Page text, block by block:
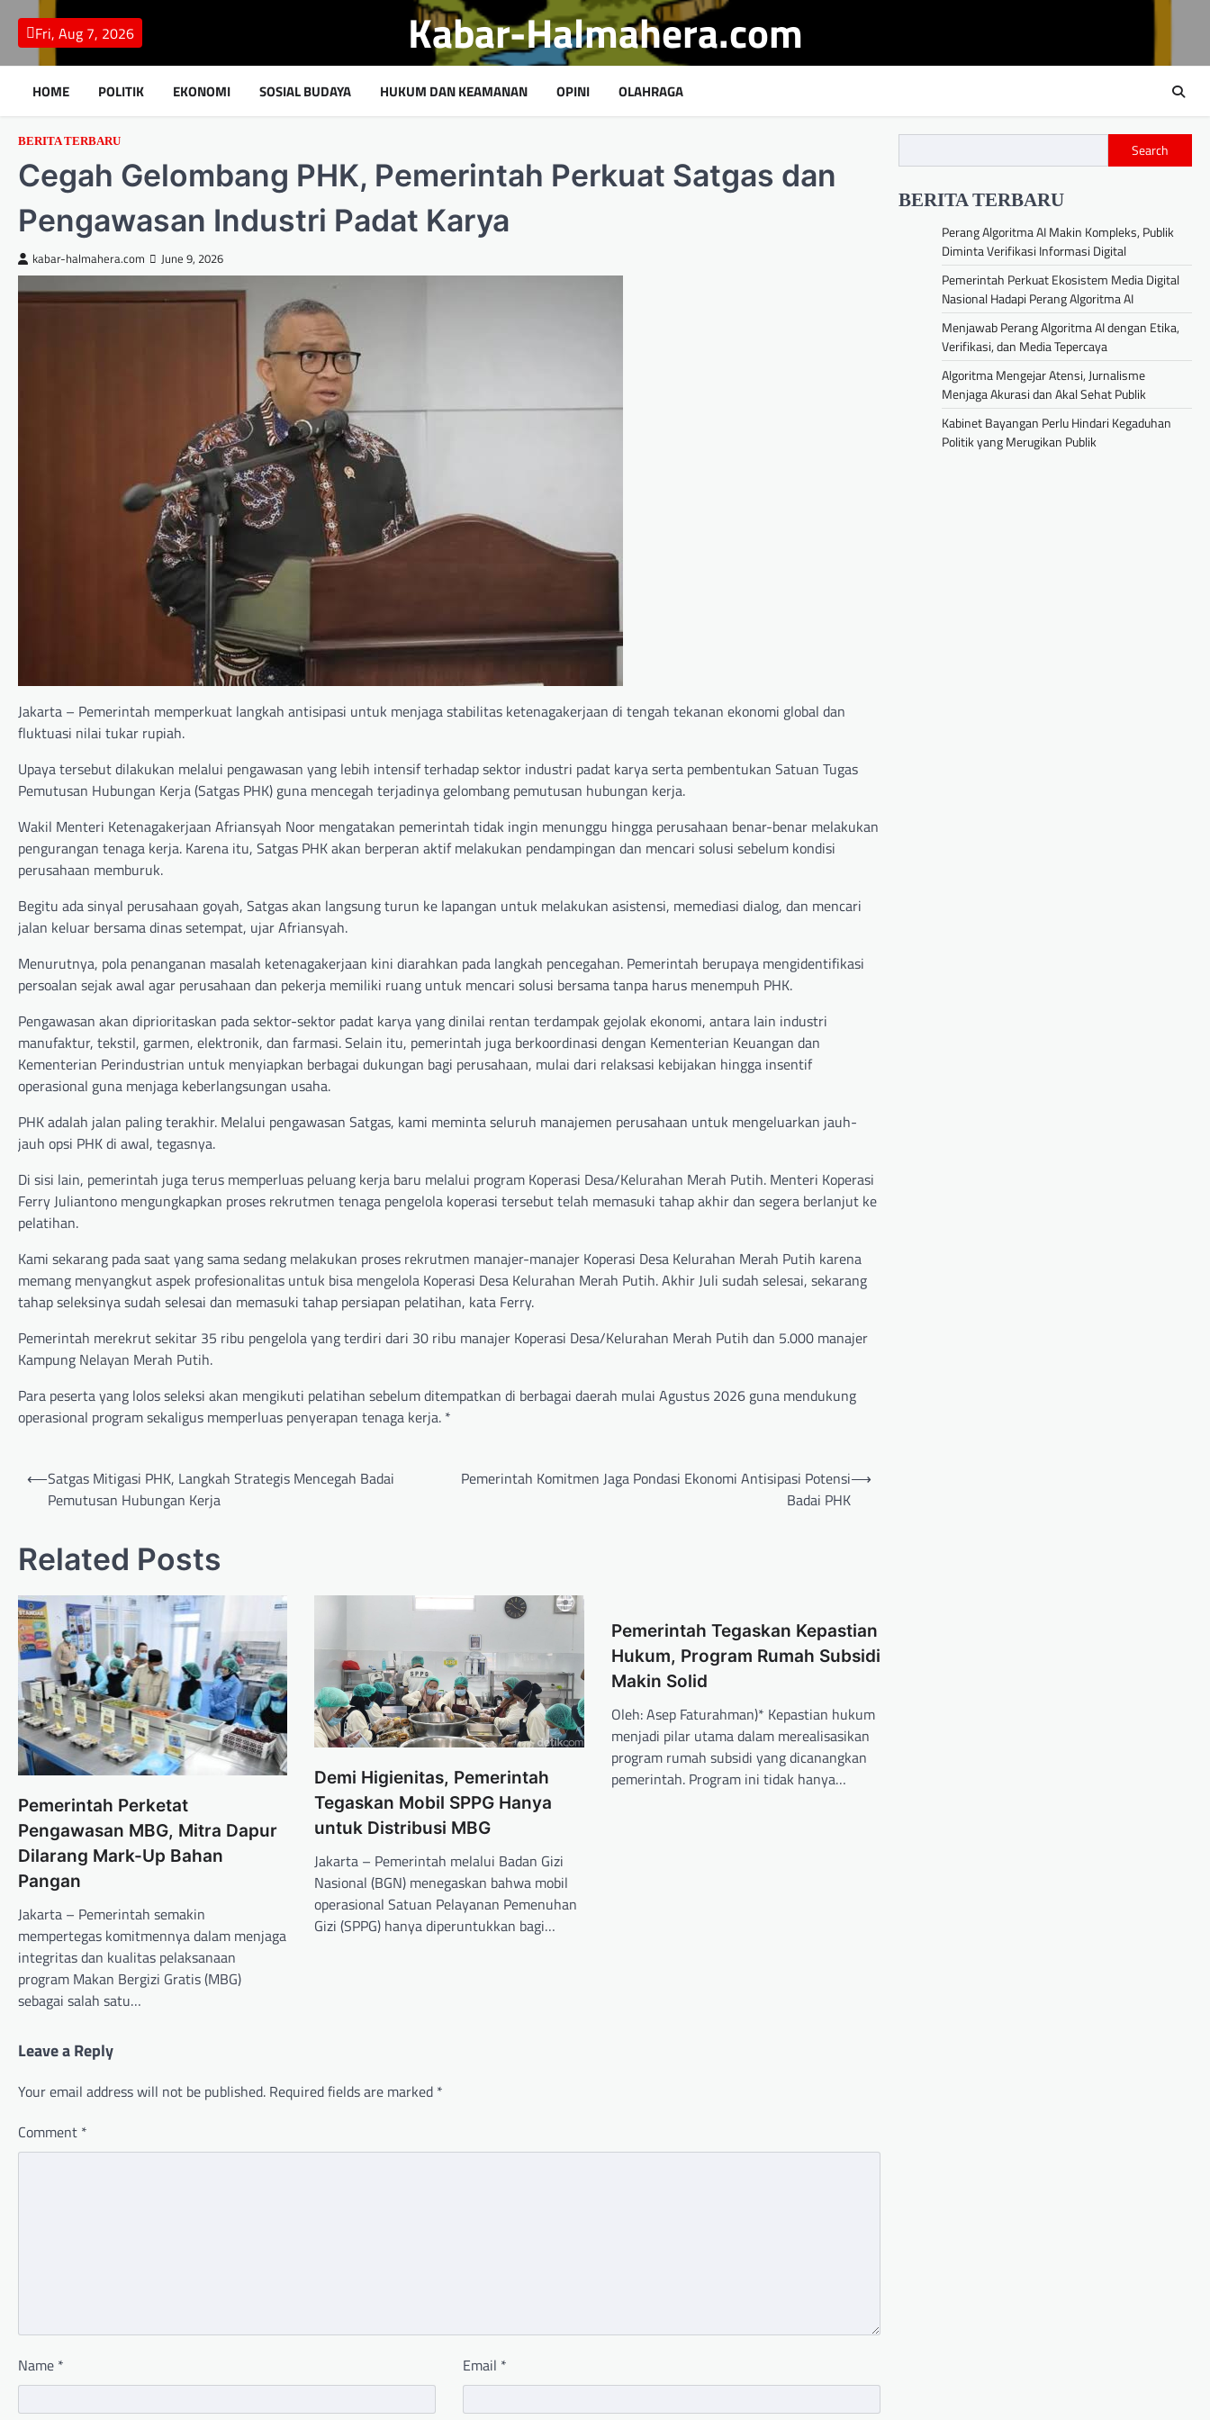
content
Fri, Aug 7, 2026 Kabar-Halmahera.com
HOME POLITIK EKONOMI SOSIAL BUDAYA HUKUM DAN KEAMANAN OPINI OLAHRAGA
BERITA TERBARU
Cegah Gelombang PHK, Pemerintah Perkuat Satgas dan
Pengawasan Industri Padat Karya
kabar-halmahera.com June 9, 2026
Jakarta – Pemerintah memperkuat langkah antisipasi untuk menjaga stabilitas ketenagakerjaan di tengah tekanan ekonomi global dan
fluktuasi nilai tukar rupiah.
Upaya tersebut dilakukan melalui pengawasan yang lebih intensif terhadap sektor industri padat karya serta pembentukan Satuan Tugas
Pemutusan Hubungan Kerja (Satgas PHK) guna mencegah terjadinya gelombang pemutusan hubungan kerja.
Wakil Menteri Ketenagakerjaan Afriansyah Noor mengatakan pemerintah tidak ingin menunggu hingga perusahaan benar-benar melakukan
pengurangan tenaga kerja. Karena itu, Satgas PHK akan berperan aktif melakukan pendampingan dan mencari solusi sebelum kondisi
perusahaan memburuk.
Begitu ada sinyal perusahaan goyah, Satgas akan langsung turun ke lapangan untuk melakukan asistensi, memediasi dialog, dan mencari
jalan keluar bersama dinas setempat, ujar Afriansyah.
Menurutnya, pola penanganan masalah ketenagakerjaan kini diarahkan pada langkah pencegahan. Pemerintah berupaya mengidentifikasi
persoalan sejak awal agar perusahaan dan pekerja memiliki ruang untuk mencari solusi bersama tanpa harus menempuh PHK.
Pengawasan akan diprioritaskan pada sektor-sektor padat karya yang dinilai rentan terdampak gejolak ekonomi, antara lain industri
manufaktur, tekstil, garmen, elektronik, dan farmasi. Selain itu, pemerintah juga berkoordinasi dengan Kementerian Keuangan dan
Kementerian Perindustrian untuk menyiapkan berbagai dukungan bagi perusahaan, mulai dari relaksasi kebijakan hingga insentif
operasional guna menjaga keberlangsungan usaha.
PHK adalah jalan paling terakhir. Melalui pengawasan Satgas, kami meminta seluruh manajemen perusahaan untuk mengeluarkan jauh-
jauh opsi PHK di awal, tegasnya.
Di sisi lain, pemerintah juga terus memperluas peluang kerja baru melalui program Koperasi Desa/Kelurahan Merah Putih. Menteri Koperasi
Ferry Juliantono mengungkapkan proses rekrutmen tenaga pengelola koperasi tersebut telah memasuki tahap akhir dan segera berlanjut ke
pelatihan.
Kami sekarang pada saat yang sama sedang melakukan proses rekrutmen manajer-manajer Koperasi Desa Kelurahan Merah Putih karena
memang menyangkut aspek profesionalitas untuk bisa mengelola Koperasi Desa Kelurahan Merah Putih. Akhir Juli sudah selesai, sekarang
tahap seleksinya sudah selesai dan memasuki tahap persiapan pelatihan, kata Ferry.
Pemerintah merekrut sekitar 35 ribu pengelola yang terdiri dari 30 ribu manajer Koperasi Desa/Kelurahan Merah Putih dan 5.000 manajer
Kampung Nelayan Merah Putih.
Para peserta yang lolos seleksi akan mengikuti pelatihan sebelum ditempatkan di berbagai daerah mulai Agustus 2026 guna mendukung
operasional program sekaligus memperluas penyerapan tenaga kerja. *
Post
navigation
⟵Satgas Mitigasi PHK, Langkah Strategis Mencegah Badai
Pemutusan Hubungan Kerja
Pemerintah Komitmen Jaga Pondasi Ekonomi Antisipasi Potensi
Badai PHK
⟶
Related Posts
Pemerintah Perketat
Pengawasan MBG, Mitra Dapur
Dilarang Mark-Up Bahan
Pangan
Jakarta – Pemerintah semakin
mempertegas komitmennya dalam menjaga
integritas dan kualitas pelaksanaan
program Makan Bergizi Gratis (MBG)
sebagai salah satu…
Demi Higienitas, Pemerintah
Tegaskan Mobil SPPG Hanya
untuk Distribusi MBG
Jakarta – Pemerintah melalui Badan Gizi
Nasional (BGN) menegaskan bahwa mobil
operasional Satuan Pelayanan Pemenuhan
Gizi (SPPG) hanya diperuntukkan bagi…
Pemerintah Tegaskan Kepastian
Hukum, Program Rumah Subsidi
Makin Solid
Oleh: Asep Faturahman)* Kepastian hukum
menjadi pilar utama dalam merealisasikan
program rumah subsidi yang dicanangkan
pemerintah. Program ini tidak hanya…
Leave a Reply
Your email address will not be published. Required fields are marked *
Comment *
Name * Email *
Search
BERITA TERBARU
Perang Algoritma AI Makin Kompleks, Publik
Diminta Verifikasi Informasi Digital
Pemerintah Perkuat Ekosistem Media Digital
Nasional Hadapi Perang Algoritma AI
Menjawab Perang Algoritma AI dengan Etika,
Verifikasi, dan Media Tepercaya
Algoritma Mengejar Atensi, Jurnalisme
Menjaga Akurasi dan Akal Sehat Publik
Kabinet Bayangan Perlu Hindari Kegaduhan
Politik yang Merugikan Publik